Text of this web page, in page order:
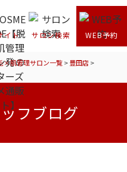
イト サロン検索 WEB予約
×肌管理サロン一覧>豊田店>
フブログ